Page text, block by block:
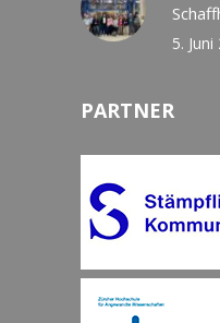
5. Juni
PARTNER